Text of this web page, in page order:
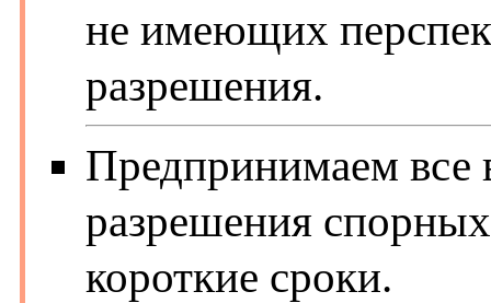
не имеющих
разрешения.
Предпринимаем
разрешения
короткие сроки.